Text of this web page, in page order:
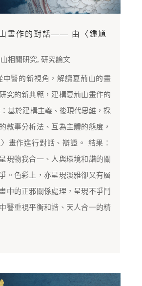
畫作的對話—— 由〈鍾馗
相關研究, 研究論文
中醫的新視角，解讀夏荊山的畫
究的新典範，建構夏荊山畫作的
基於建構主義、後現代思維，採
敘事分析法、互為主體的態度，
畫作進行對話、辯證。 結果：
現物我合一、人與環境和諧的關
。色彩上，亦呈現淡雅卻又有層
中的正邪關係處理，呈現不爭鬥
醫重視平衡和諧、天人合一的精